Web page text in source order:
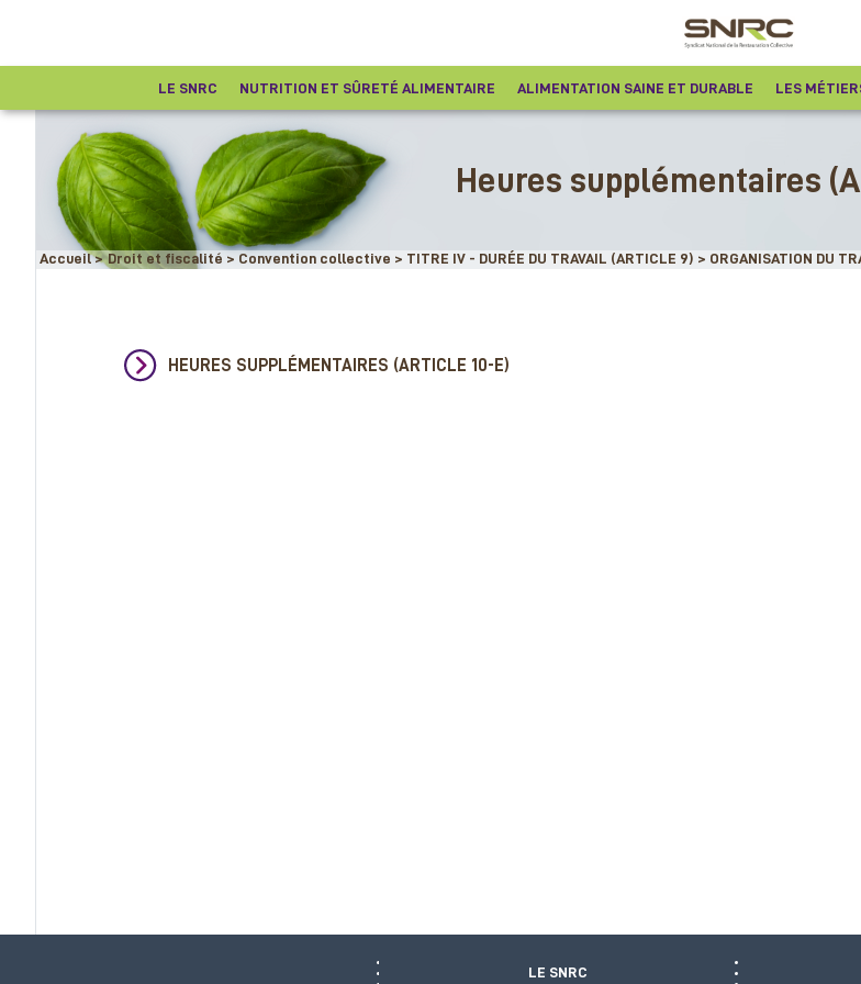
LE SNRC NUTRITION ET SÛRETÉ ALIMENTAIRE ALIMENTATION SAINE ET DURABLE LES
Rubrique
Heures supplémentaires
Accueil > Droit et fiscalité > Convention collective > TITRE IV - DURÉE DU TRAVAIL (ARTICLE 9) > ORGANISATION DU
HEURES SUPPLÉMENTAIRES (ARTICLE 10-E)
LE SNRC